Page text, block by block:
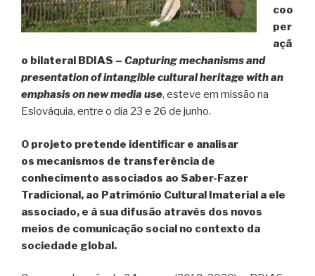
coo
per
açã
o bilateral BDIAS – Capturing mechanisms and
presentation of intangible cultural heritage with an
emphasis on new media use, esteve em missão na
Eslováquia, entre o dia 23 e 26 de junho.
O projeto pretende identificar e analisar
os mecanismos de transferência de
conhecimento associados ao Saber-Fazer
Tradicional, ao Património Cultural Imaterial a ele
associado, e à sua difusão através dos novos
meios de comunicação social no contexto da
sociedade global.